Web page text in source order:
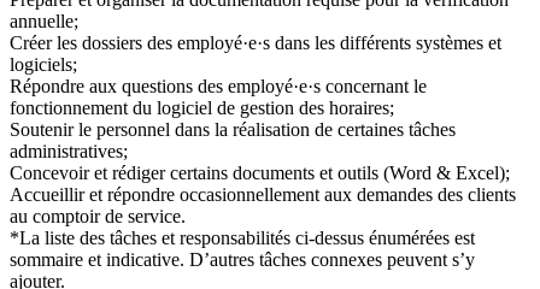
annuelle;
Créer les dossiers des employé·e·s dans les différents systèmes et
logiciels;
Répondre aux questions des employé·e·s concernant le
fonctionnement du logiciel de gestion des horaires;
Soutenir le personnel dans la réalisation de certaines tâches
administratives;
Concevoir et rédiger certains documents et outils (Word & Excel);
Accueillir et répondre occasionnellement aux demandes des clients
au comptoir de service.
*La liste des tâches et responsabilités ci-dessus énumérées est
sommaire et indicative. D’autres tâches connexes peuvent s’y
ajouter.